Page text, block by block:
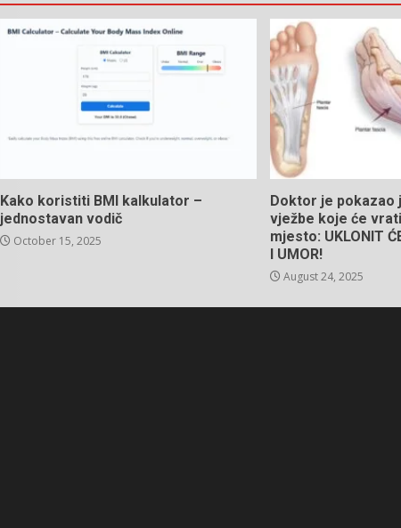
Kako koristiti BMI kalkulator –
jednostavan vodič
October 15, 2025
Doktor je pokazao
vježbe koje će
mjesto: UKLONIT
I UMOR!
August 24, 2025